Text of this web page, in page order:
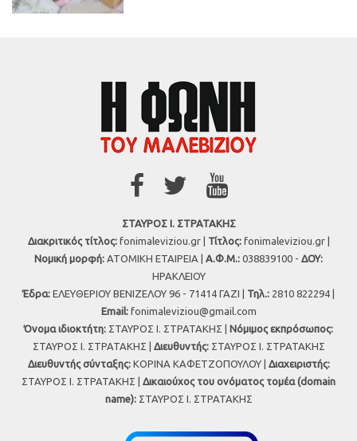
ΣΤΑΥΡΟΣ Ι. ΣΤΡΑΤΑΚΗΣ
Διακριτικός τίτλος:fonimaleviziou.gr | Τίτλος:fonimaleviziou.gr |
Νομική μορφή: ΑΤΟΜΙΚΗ ΕΤΑΙΡΕΙΑ | Α.Φ.Μ.: 038839100 - ΔΟΥ:
ΗΡΑΚΛΕΙΟΥ
Έδρα: ΕΛΕΥΘΕΡΙΟΥ ΒΕΝΙΖΕΛΟΥ 96 - 71414 ΓΑΖΙ | Τηλ.: 2810 822294 |
Εmail: fonimaleviziou@gmail.com
Όνομα ιδιοκτήτη: ΣΤΑΥΡΟΣ Ι. ΣΤΡΑΤΑΚΗΣ | Νόμιμος εκπρόσωπος:
ΣΤΑΥΡΟΣ Ι. ΣΤΡΑΤΑΚΗΣ | Διευθυντής:ΣΤΑΥΡΟΣ Ι. ΣΤΡΑΤΑΚΗΣ
Διευθυντής σύνταξης:ΚΟΡΙΝΑ ΚΑΦΕΤΖΟΠΟΥΛΟΥ | Διαχειριστής:
ΣΤΑΥΡΟΣ Ι. ΣΤΡΑΤΑΚΗΣ | Δικαιούχος του ονόματος τομέα (domain
name):ΣΤΑΥΡΟΣ Ι. ΣΤΡΑΤΑΚΗΣ